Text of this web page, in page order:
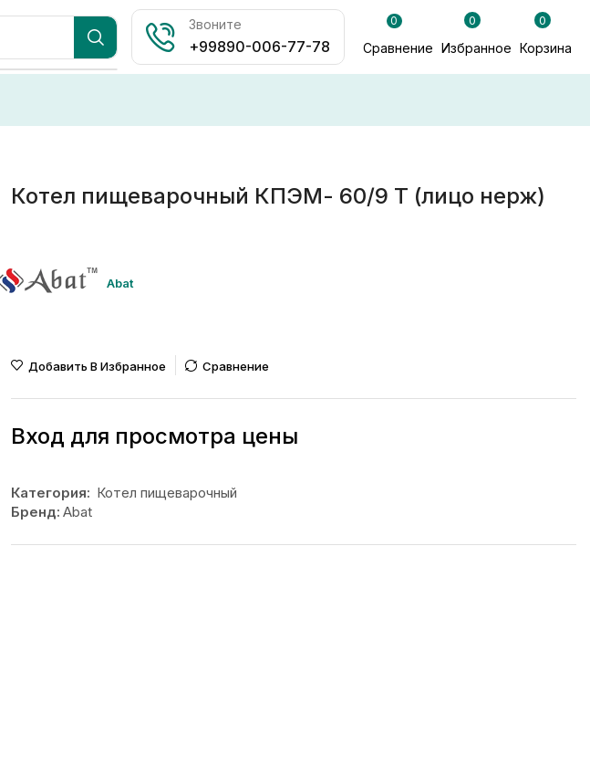
Звоните
+99890-006-77-78
0
Сравнение
0
Избранное
0
Корзина
Котел пищеварочный КПЭМ- 60/9 Т (лицо нерж)
Abat
Добавить В Избранное Сравнение
Вход для просмотра цены
Категория: Котел пищеварочный
Бренд: Abat